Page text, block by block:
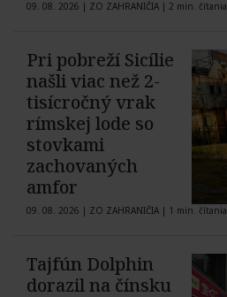
09. 08. 2026 | ZO ZAHRANIČIA | 2 min. čítania
Pri pobreží Sicílie
našli viac než 2-
tisícročný vrak
rímskej lode so
stovkami
zachovaných
amfor
09. 08. 2026 | ZO ZAHRANIČIA | 1 min. čítania
Tajfún Dolphin
dorazil na čínsku